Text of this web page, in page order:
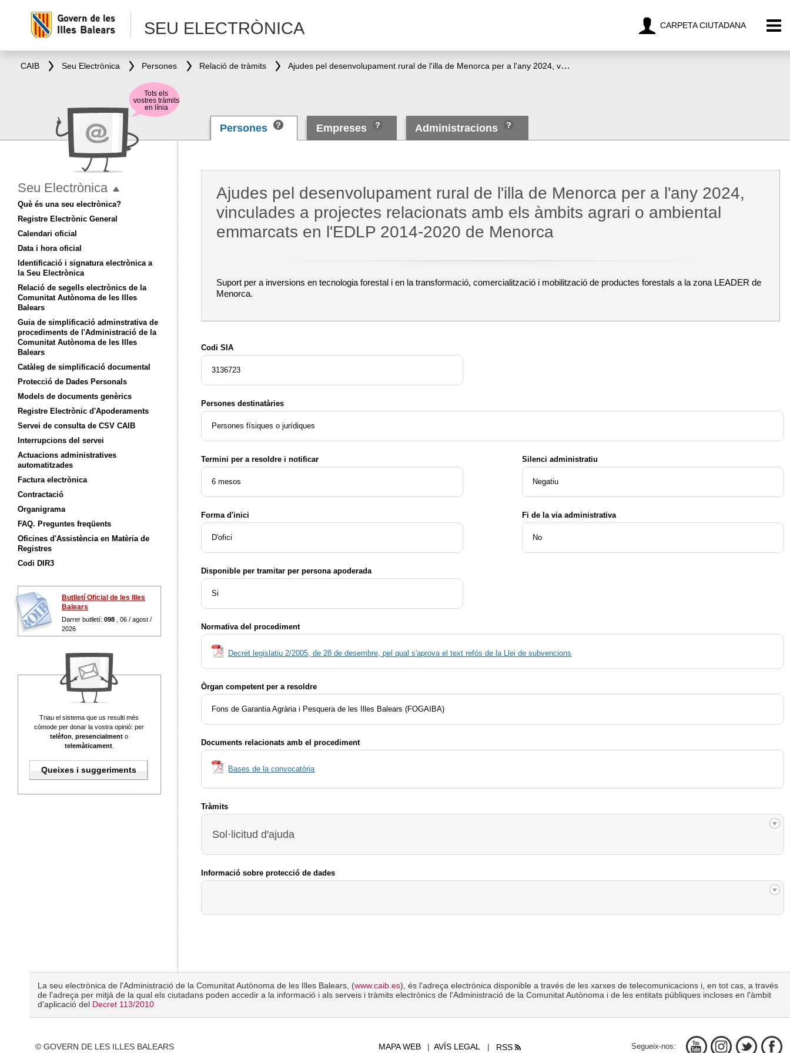
SEU ELECTRÒNICA CARPETA CIUTADANA
CAIB Seu Electrònica Persones Relació de tràmits Ajudes pel desenvolupament rural de l'illa de Menorca per a l'any 2024, vinculades a projectes relacionats amb els àmbits agrari o ambiental emmarcats en l'EDLP 2014-2020 de Menorca
Persones Empreses Administracions
Ajudes pel desenvolupament rural de l'illa de Menorca per a l'any 2024,
vinculades a projectes relacionats amb els àmbits agrari o ambiental
emmarcats en l'EDLP 2014-2020 de Menorca
Suport per a inversions en tecnologia forestal i en la transformació, comercialització i mobilització de productes forestals a la zona LEADER de
Menorca.
Codi SIA
3136723
Persones destinatàries
Persones físiques o jurídiques
Termini per a resoldre i notificar
6 mesos
Silenci administratiu
Negatiu
Forma d'inici
D'ofici
Fi de la via administrativa
No
Disponible per tramitar per persona apoderada
Si
Normativa del procediment
Decret legislatiu 2/2005, de 28 de desembre, pel qual s'aprova el text refós de la Llei de subvencions
Òrgan competent per a resoldre
Fons de Garantia Agrària i Pesquera de les Illes Balears (FOGAIBA)
Documents relacionats amb el procediment
Bases de la convocatòria
Tràmits
Sol·licitud d'ajuda
Informació sobre protecció de dades
Tots els
vostres tràmits
en línia
Seu Electrònica
Què és una seu electrònica?
Registre Electrònic General
Calendari oficial
Data i hora oficial
Identificació i signatura electrònica a
la Seu Electrònica
Relació de segells electrònics de la
Comunitat Autònoma de les Illes
Balears
Guia de simplificació adminstrativa de
procediments de l'Administració de la
Comunitat Autònoma de les Illes
Balears
Catàleg de simplificació documental
Protecció de Dades Personals
Models de documents genèrics
Registre Electrònic d'Apoderaments
Servei de consulta de CSV CAIB
Interrupcions del servei
Actuacions administratives
automatitzades
Factura electrònica
Contractació
Organigrama
FAQ. Preguntes freqüents
Oficines d'Assistència en Matèria de
Registres
Codi DIR3
Butlletí Oficial de les Illes
Balears
Darrer butlletí:098 , 06 / agost /
2026
Triau el sistema que us resulti més
còmode per donar la vostra opinió: per
telèfon ,presencialment o
telemàticament.
Queixes i suggeriments
La seu electrònica de l'Administració de la Comunitat Autònoma de les Illes Balears, (www.caib.es), és l'adreça electrònica disponible a través de les xarxes de telecomunicacions i, en tot cas, a través
de l'adreça per mitjà de la qual els ciutadans poden accedir a la informació i als serveis i tràmits electrònics de l'Administració de la Comunitat Autònoma i de les entitats públiques incloses en l'àmbit
d'aplicació del Decret 113/2010
© GOVERN DE LES ILLES BALEARS MAPA WEB AVÍS LEGAL RSS Segueix-nos: